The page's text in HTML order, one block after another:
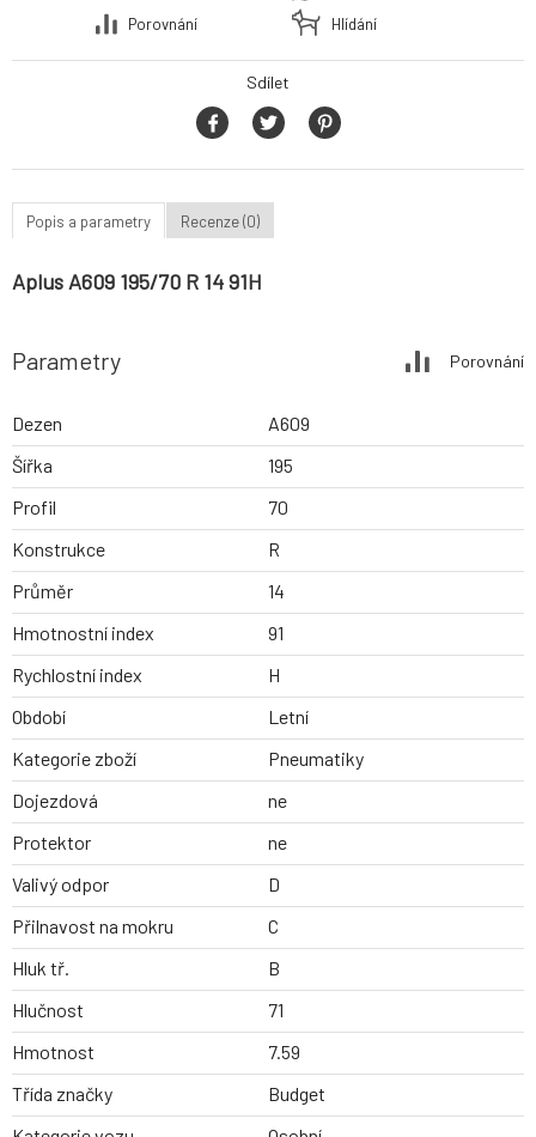
Porovnání
Hlídání
Sdílet
Popis a parametry Recenze (0)
Aplus A609 195/70 R 14 91H
Parametry Porovnání
Dezen
A609
Šířka
195
Profil
70
Konstrukce
R
Průměr
14
Hmotnostní index
91
Rychlostní index
H
Období
Letní
Kategorie zboží
Pneumatiky
Dojezdová
ne
Protektor
ne
Valivý odpor
D
Přilnavost na mokru
C
Hluk tř.
B
Hlučnost
71
Hmotnost
7.59
Třída značky
Budget